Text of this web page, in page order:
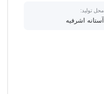
محل تولید:
آستانه اشرفیه